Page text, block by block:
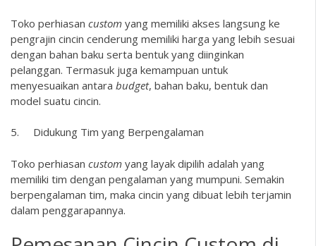
Toko perhiasan custom yang memiliki akses langsung ke
pengrajin cincin cenderung memiliki harga yang lebih sesuai
dengan bahan baku serta bentuk yang diinginkan
pelanggan. Termasuk juga kemampuan untuk
menyesuaikan antara budget, bahan baku, bentuk dan
model suatu cincin.
5. Didukung Tim yang Berpengalaman
Toko perhiasan custom yang layak dipilih adalah yang
memiliki tim dengan pengalaman yang mumpuni. Semakin
berpengalaman tim, maka cincin yang dibuat lebih terjamin
dalam penggarapannya.